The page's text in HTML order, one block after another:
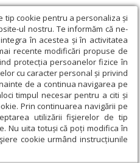
tip cookie pentru a personaliza și
ul nostru. Te informăm că ne-
în acestea și în activitatea
recente modificări propuse de
protecția persoanelor fizice în
cu caracter personal și privind
de a continua navigarea pe
timpul necesar pentru a citi și
Prin continuarea navigării pe
utilizării fişierelor de tip
Nu uita totuși că poți modifica în
cookie urmând instrucțiunile